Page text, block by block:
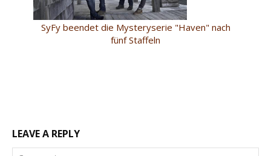
SyFy beendet die Mysteryserie "Haven" nach
fünf Staffeln
LEAVE A REPLY